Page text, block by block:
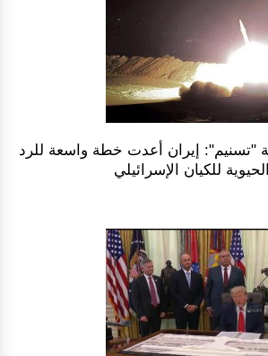
"تسنيم": إيران أعدت خطة واسعة للرد
للكيان الإسرائيلي